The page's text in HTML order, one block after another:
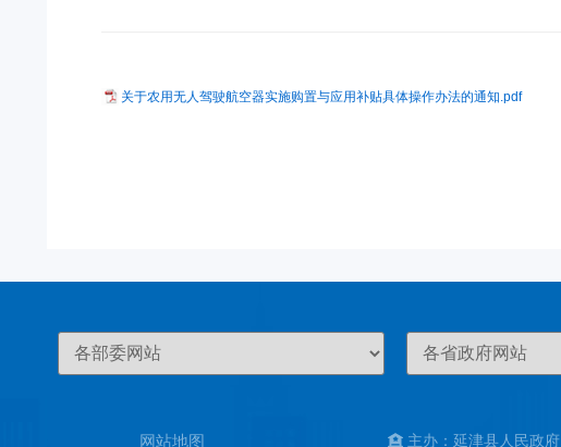
关于农用无人驾驶航空器实施购置与应用补贴具体操作办法的通知.pdf
网站地图 主办：延津县人民政府